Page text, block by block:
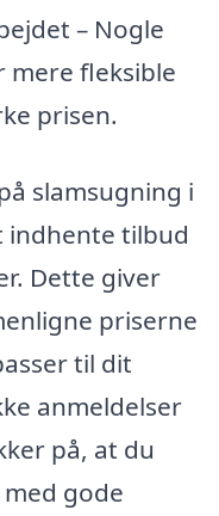
– Nogle
fleksible
prisen.
slamsugning i
indhente tilbud
Dette giver
priserne
til dit
anmeldelser
på, at du
gode